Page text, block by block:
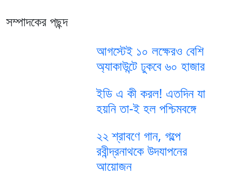
সম্পাদকের পছন্দ
আগস্টেই ১০ লক্ষেরও বেশি
অ্যাকাউন্টে ঢুকবে ৬০ হাজার
ইডি এ কী করল! এতদিন যা
হয়নি তা-ই হল পশ্চিমবঙ্গে
২২ শ্রাবণে গান, গল্পে
রবীন্দ্রনাথকে উদযাপনের
আয়োজন